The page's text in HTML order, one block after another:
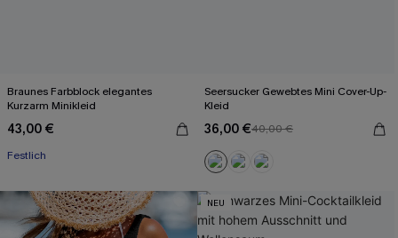
Braunes Farbblock elegantes
Kurzarm Minikleid
43,00 €
Festlich
Seersucker Gewebtes Mini Cover-Up-
Kleid
36,00 €40,00 €
NEU